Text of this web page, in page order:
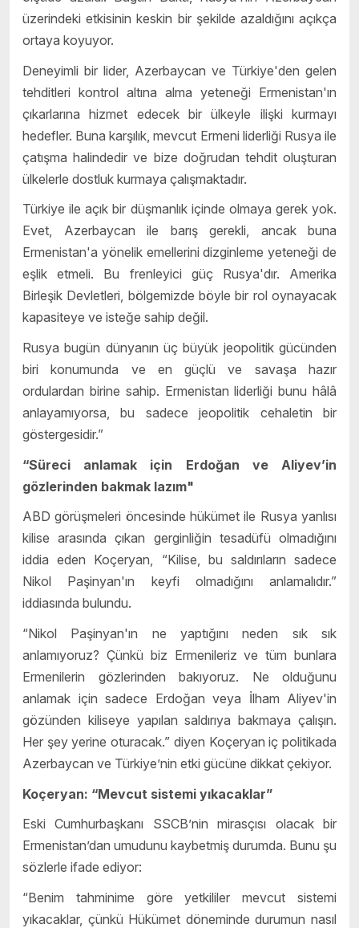
üzerindeki etkisinin keskin bir şekilde azaldığını açıkça
ortaya koyuyor.
Deneyimli bir lider, Azerbaycan ve Türkiye'den gelen
tehditleri kontrol altına alma yeteneği Ermenistan'ın
çıkarlarına hizmet edecek bir ülkeyle ilişki kurmayı
hedefler. Buna karşılık, mevcut Ermeni liderliği Rusya ile
çatışma halindedir ve bize doğrudan tehdit oluşturan
ülkelerle dostluk kurmaya çalışmaktadır.
Türkiye ile açık bir düşmanlık içinde olmaya gerek yok.
Evet, Azerbaycan ile barış gerekli, ancak buna
Ermenistan'a yönelik emellerini dizginleme yeteneği de
eşlik etmeli. Bu frenleyici güç Rusya'dır. Amerika
Birleşik Devletleri, bölgemizde böyle bir rol oynayacak
kapasiteye ve isteğe sahip değil.
Rusya bugün dünyanın üç büyük jeopolitik gücünden
biri konumunda ve en güçlü ve savaşa hazır
ordulardan birine sahip. Ermenistan liderliği bunu hâlâ
anlayamıyorsa, bu sadece jeopolitik cehaletin bir
göstergesidir.”
“Süreci anlamak için Erdoğan ve Aliyev’in
gözlerinden bakmak lazım"
ABD görüşmeleri öncesinde hükümet ile Rusya yanlısı
kilise arasında çıkan gerginliğin tesadüfü olmadığını
iddia eden Koçeryan,
“Kilise, bu saldırıların sadece
Nikol Paşinyan'ın keyfi olmadığını anlamalıdır.”
iddiasında bulundu.
“Nikol Paşinyan'ın ne yaptığını neden sık sık
anlamıyoruz? Çünkü biz Ermenileriz ve tüm bunlara
Ermenilerin gözlerinden bakıyoruz. Ne olduğunu
anlamak için sadece Erdoğan veya İlham Aliyev'in
gözünden kiliseye yapılan saldırıya bakmaya çalışın.
Her şey yerine oturacak.” diyen Koçeryan iç politikada
Azerbaycan ve Türkiye’nin etki gücüne dikkat çekiyor.
Koçeryan: “Mevcut sistemi yıkacaklar”
Eski Cumhurbaşkanı SSCB’nin mirasçısı olacak bir
Ermenistan’dan umudunu kaybetmiş durumda. Bunu şu
sözlerle ifade ediyor:
“Benim tahminime göre yetkililer mevcut sistemi
yıkacaklar, çünkü Hükümet döneminde durumun nasıl